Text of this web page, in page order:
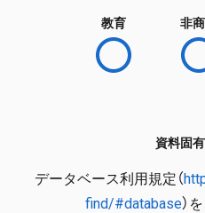
教育 非
資料固
データベース利用規定（
find/#database）